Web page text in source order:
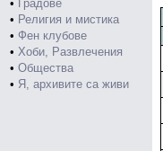
• Градове
• Религия и мистика
• Фен клубове
• Хоби, Развлечения
• Общества
• Я, архивите са живи